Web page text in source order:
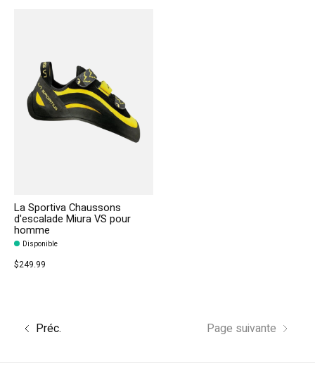
La Sportiva Chaussons
d'escalade Miura VS pour
homme
Disponible
$249.99
Préc. Page suivante